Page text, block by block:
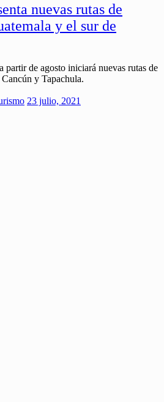
nuevas rutas de
y el sur de
de agosto iniciará nuevas rutas de
y Tapachula.
23 julio, 2021